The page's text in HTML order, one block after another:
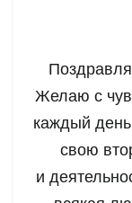
Желаю с
каждый
свою
и